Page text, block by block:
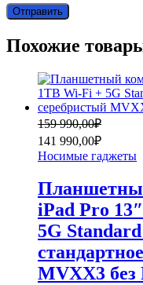
Похожие
159 990,00₽
Первоначальная
цена
составляла
159
990,00₽.
141 990,00₽
Текущая
цена:
141
990,00₽.
Носимые гаджеты
iPad Pro
5G
MVXX3 без